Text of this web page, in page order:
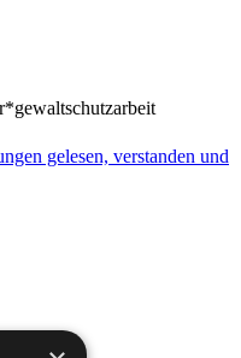
gelesen, verstanden und